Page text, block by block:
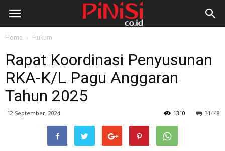
Home Hukum
Rapat Koordinasi Penyusunan
RKA-K/L Pagu Anggaran
Tahun 2025
12 September, 2024 31448
1310